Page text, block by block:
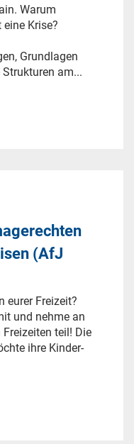
Warum
Krise?
Grundlagen
am...
(AfJ
eurer Freizeit?
und nehme an
Freizeiten teil! Die
ihre Kinder-